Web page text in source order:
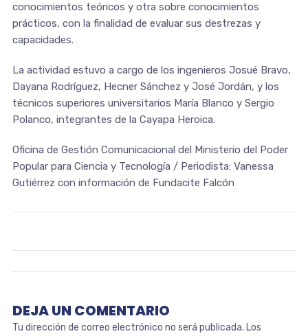
conocimientos teóricos y otra sobre conocimientos
prácticos, con la finalidad de evaluar sus destrezas y
capacidades.
La actividad estuvo a cargo de los ingenieros Josué Bravo,
Dayana Rodríguez, Hecner Sánchez y José Jordán, y los
técnicos superiores universitarios María Blanco y Sergio
Polanco, integrantes de la Cayapa Heroica.
Oficina de Gestión Comunicacional del Ministerio del Poder
Popular para Ciencia y Tecnología / Periodista: Vanessa
Gutiérrez con información de Fundacite Falcón
DEJA UN COMENTARIO
Tu dirección de correo electrónico no será publicada. Los